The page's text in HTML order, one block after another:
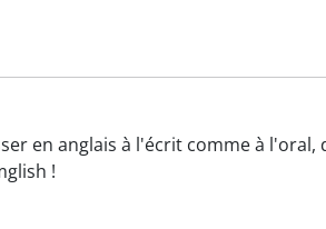
en anglais à l'écrit comme à l'oral,
!